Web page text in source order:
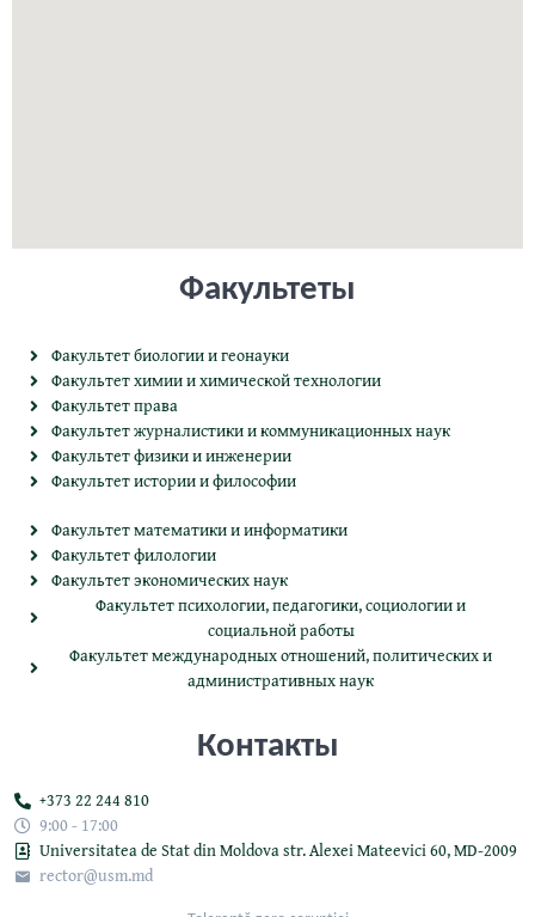
Факультеты
Факультет биологии и геонауки
Факультет химии и химической технологии
Факультет права
Факультет журналистики и коммуникационных наук
Факультет физики и инженерии
Факультет истории и философии
Факультет математики и информатики
Факультет филологии
Факультет экономических наук
Факультет психологии, педагогики, социологии и
социальной работы
Факультет международных отношений, политических и
административных наук
Контакты
+373 22 244 810
9:00 - 17:00
Universitatea de Stat din Moldova str. Alexei Mateevici 60, MD-2009
rector@usm.md